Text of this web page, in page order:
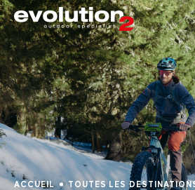
ACCUEIL TOUTES LES